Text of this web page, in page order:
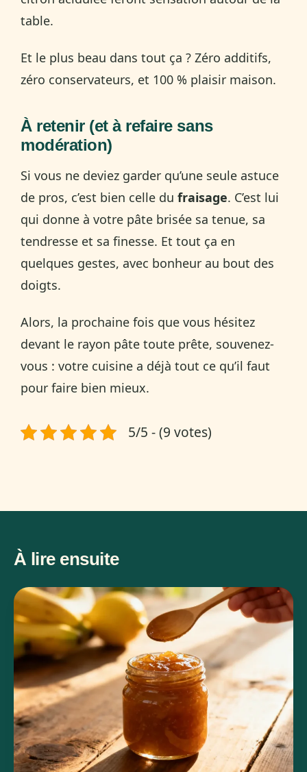
table.
Et le plus beau dans tout ça ? Zéro additifs,
zéro conservateurs, et 100 % plaisir maison.
À retenir (et à refaire sans
modération)
Si vous ne deviez garder qu’une seule astuce
de pros, c’est bien celle du fraisage. C’est lui
qui donne à votre pâte brisée sa tenue, sa
tendresse et sa finesse. Et tout ça en
quelques gestes, avec bonheur au bout des
doigts.
Alors, la prochaine fois que vous hésitez
devant le rayon pâte toute prête, souvenez-
vous : votre cuisine a déjà tout ce qu’il faut
pour faire bien mieux.
5/5 - (9 votes)
À lire ensuite